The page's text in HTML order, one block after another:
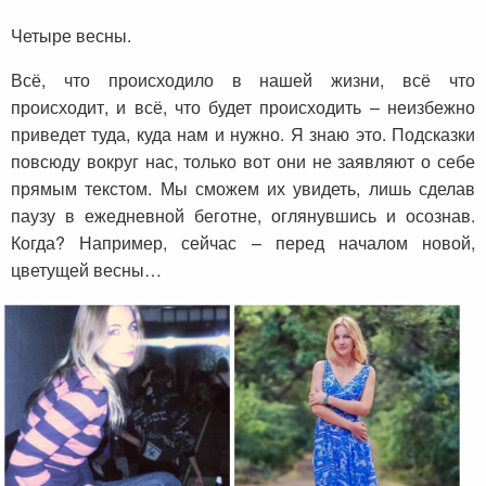
Четыре весны.
Всё, что происходило в нашей жизни, всё что
происходит, и всё, что будет происходить – неизбежно
приведет туда, куда нам и нужно. Я знаю это. Подсказки
повсюду вокруг нас, только вот они не заявляют о себе
прямым текстом. Мы сможем их увидеть, лишь сделав
паузу в ежедневной беготне, оглянувшись и осознав.
Когда? Например, сейчас – перед началом новой,
цветущей весны…